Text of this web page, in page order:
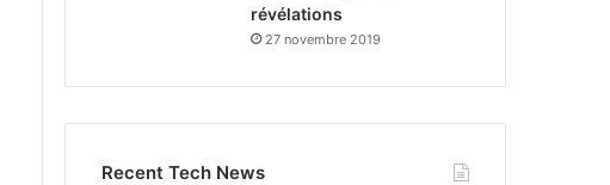
révélations
27 novembre 2019
Recent Tech News